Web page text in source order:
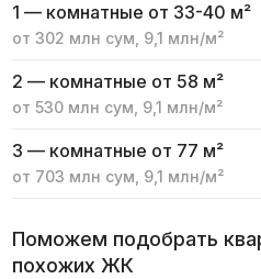
1 — комнатные от 33-40 м²
от 302 млн сум 9,1 млн/м²
2 — комнатные от 58 м²
от 530 млн сум 9,1 млн/м²
3 — комнатные от 77 м²
от 703 млн сум 9,1 млн/м²
Поможем подобрать
похожих ЖК